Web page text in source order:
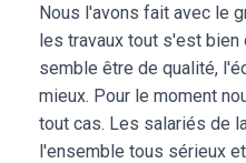
Nous l'avons fait avec le
les travaux tout s'est bien
semble être de qualité,
mieux. Pour le moment
tout cas. Les salariés de
l'ensemble tous sérieux